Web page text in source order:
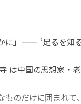
に」—— “足るを知
は中国の思想家・
ものだけに囲まれ